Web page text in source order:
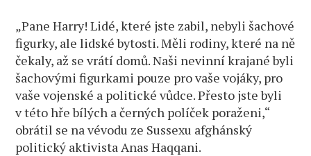
„Pane Harry! Lidé, které jste zabil, nebyli šachové
figurky, ale lidské bytosti. Měli rodiny, které na ně
čekaly, až se vrátí domů. Naši nevinní krajané byli
šachovými figurkami pouze pro vaše vojáky, pro
vaše vojenské a politické vůdce. Přesto jste byli
v této hře bílých a černých políček poraženi,“
obrátil se na vévodu ze Sussexu afghánský
politický aktivista Anas Haqqani.